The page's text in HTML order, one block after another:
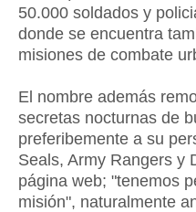
50.000 soldados y
donde se encuentra
misiones de combate
El nombre además
secretas nocturnas de
preferibemente a su
Seals, Army Rangers y
página web; "tenemos
misión", naturalmente